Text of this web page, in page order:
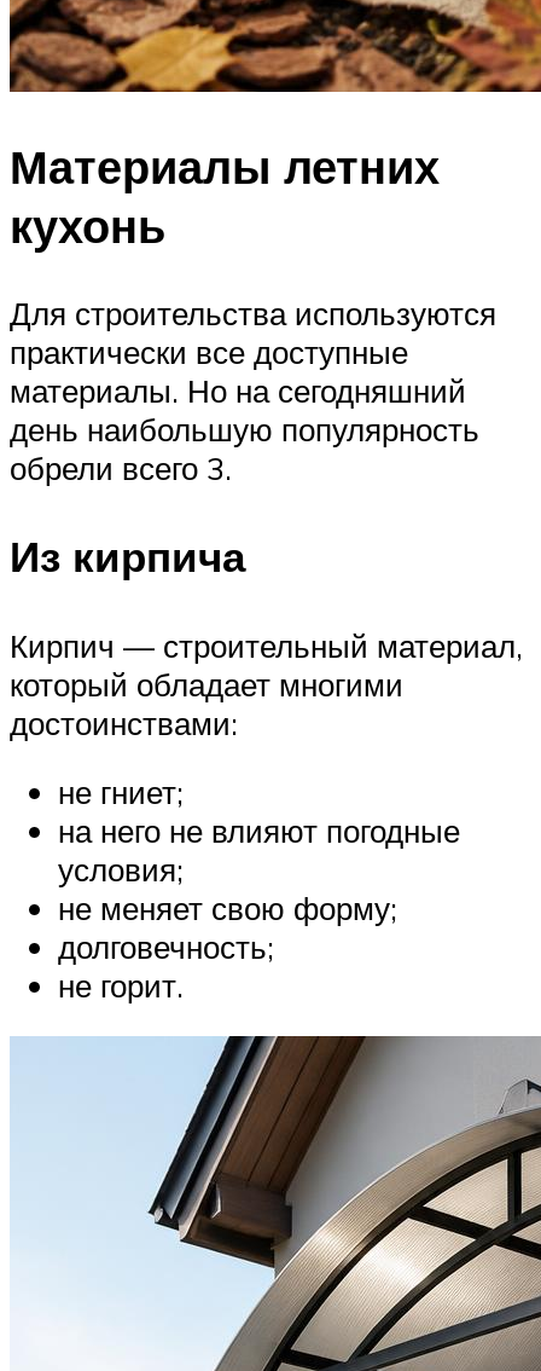
Материалы летних
кухонь
Для строительства используются
практически все доступные
материалы. Но на сегодняшний
день наибольшую популярность
обрели всего 3.
Из кирпича
Кирпич — строительный материал,
который обладает многими
достоинствами:
не гниет;
на него не влияют погодные
условия;
не меняет свою форму;
долговечность;
не горит.